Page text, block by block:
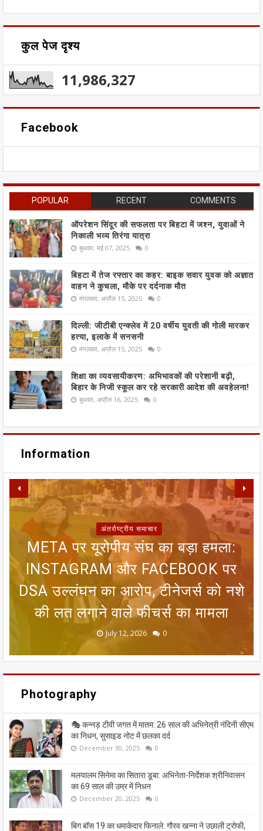
कुल पेज दृश्य
11,986,327
Facebook
POPULAR RECENT COMMENTS
ऑपरेशन सिंदूर की सफलता पर बिहटा में जश्न, युवाओं ने
निकाली भव्य तिरंगा यात्रा
बुधवार, मई 07, 2025 0
बिहटा में तेज रफ्तार का कहर: बाइक सवार युवक को अज्ञात
वाहन ने कुचला, मौके पर दर्दनाक मौत
मंगलवार, अप्रैल 15, 2025 0
दिल्ली: जीटीबी एन्क्लेव में 20 वर्षीय युवती की गोली मारकर
हत्या, इलाके में सनसनी
मंगलवार, अप्रैल 15, 2025 0
शिक्षा का व्यवसायीकरण: अभिभावकों की परेशानी बढ़ी,
बिहार के निजी स्कूल कर रहे सरकारी आदेश की अवहेलना!
बुधवार, अप्रैल 16, 2025 0
Information
SIR फॉर्म से ECI NET ऑनलाइन
रजिस्ट्रेशन तक, चुनाव आयोग ने निकाला
आसान रास्ता; मतदाताओं को मिलेगी बड़ी
राहत
July 19, 2026 0
अंतर्राष्ट्रीय समाचार
META पर यूरोपीय संघ का बड़ा हमला:
INSTAGRAM और FACEBOOK पर
DSA उल्लंघन का आरोप, टीनेजर्स को नशे
की लत लगाने वाले फीचर्स का मामला
July 12, 2026 0
जन्म प्रमाणपत्र नहीं है तो क्या भारतीय
नागरिक नहीं माने जाएंगे? गुवाहाटी हाई
कोर्ट के फैसले को समझिए
July 03, 2026 0
मानसून पर एल नीनो का ब्रेक! 25 जून
तक आंधी-बारिश का अलर्ट, 8 राज्यों में लू
का कहर जारी
June 20, 2026 0
सीतामढ़ी वार्ड 8 वैदेही तालाब पर संकट:
गंदा नाले का पानी बहने से सीतामढ़ी की
धरोहर खतरे में
May 13, 2026 0
Photography
🎭 कन्नड़ टीवी जगत में मातम: 26 साल की अभिनेत्री नंदिनी सीएम
का निधन, सुसाइड नोट में छलका दर्द
December 30, 2025 0
मलयालम सिनेमा का सितारा डूबा: अभिनेता-निर्देशक श्रीनिवासन
का 69 साल की उम्र में निधन
December 20, 2025 0
बिग बॉस 19 का धमाकेदार फिनाले: गौरव खन्ना ने उछाली ट्रोफी,